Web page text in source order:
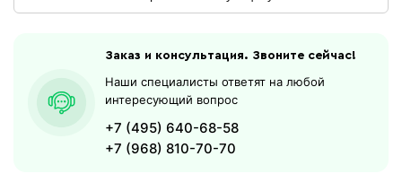
Заказ и консультация. Звоните сейчас!
Наши специалисты ответят на любой
интересующий вопрос
+7 (495) 640-68-58
+7 (968) 810-70-70